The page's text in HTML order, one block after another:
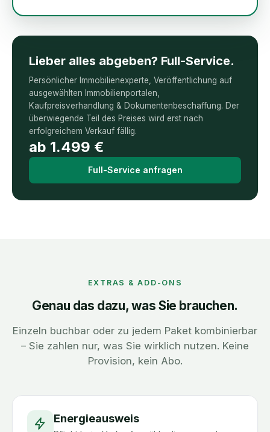
Lieber alles abgeben? Full-Service.
Persönlicher Immobilienexperte, Veröffentlichung auf
ausgewählten Immobilienportalen,
Kaufpreisverhandlung & Dokumentenbeschaffung. Der
überwiegende Teil des Preises wird erst nach
erfolgreichem Verkauf fällig.
ab 1.499 €
Full-Service anfragen
EXTRAS & ADD-ONS
Genau das dazu, was Sie brauchen.
Einzeln buchbar oder zu jedem Paket kombinierbar
– Sie zahlen nur, was Sie wirklich nutzen. Keine
Provision, kein Abo.
Energieausweis